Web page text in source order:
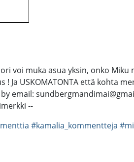
voi muka asua yksin, onko
USKOMATONTA että kohta
email:
--
#kamalia_kommentteja